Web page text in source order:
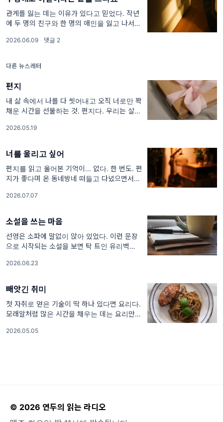
관계를 잃는 데는 이유가 있다고 믿었다. 작년
에 두 명의 친구와 한 명의 애인을 잃고 나서야
몇 년을 모두 합쳐도 가장 무거운 이별이
2026.06.09 · 댓글 2
다른 뉴스레터
편지
내 삶 속에서 나를 다 씻어내고 오직 너로만 꽉
채운 시간을 선물하는 것. 편지다. 우리는 살면
다. 민감도가 높을수록 어디까지 숨겨야 예
2026.05.19
너를 울리고 싶어
편지를 읽고 울어본 기억이... 없다. 한 번도. 편
지가 좋다며 온 동네방네 떠들고 다녔으면서,
도 읽어대서일까, 활자가 주는 슬픔에
2026.07.07
소설을 쓰는 마음
선영은 소파에 말없이 앉아 있었다. 이런 문장
으로 시작되는 소설을 보면 탁 트인 유리벽이
고 그 사람이 되어버린 것처럼. 이런 소설
2026.06.23
빼앗긴 취미
첫 자취로 얻은 기술이 딱 하나 있다면 요리다.
모래알처럼 많은 시간을 채우는 데는 요리만한
질과 그걸 영원히 보관해줄 것만 같은
2026.05.05
© 2026 연두의 읽는 라디오